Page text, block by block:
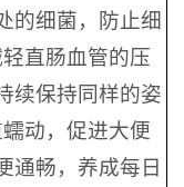
的细菌，防止细
直肠血管的压
续保持同样的姿
动，促进大便
通畅，养成每日